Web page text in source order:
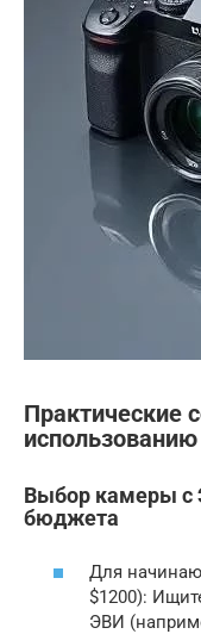
Практические
Выбор камеры с
бюджета
Для
$1200):
ЭВИ